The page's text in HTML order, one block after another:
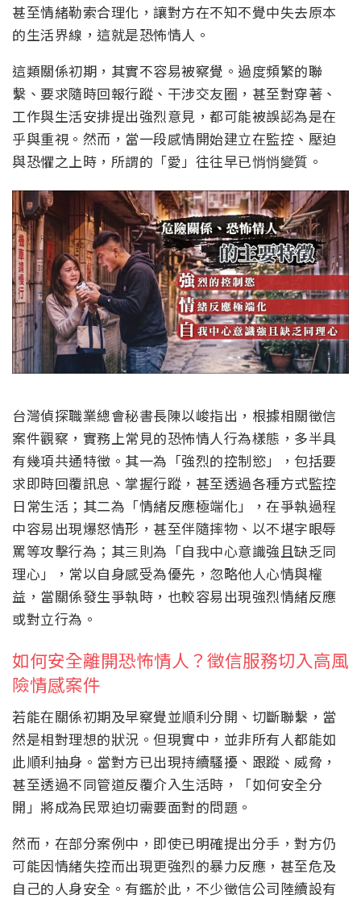
甚至情緒勒索合理化，讓對方在不知不覺中失去原本
的生活界線，這就是恐怖情人。
這類關係初期，其實不容易被察覺。過度頻繁的聯
繫、要求隨時回報行蹤、干涉交友圈，甚至對穿著、
工作與生活安排提出強烈意見，都可能被誤認為是在
乎與重視。然而，當一段感情開始建立在監控、壓迫
與恐懼之上時，所謂的「愛」往往早已悄悄變質。
台灣偵探職業總會秘書長陳以峻指出，根據相關徵信
案件觀察，實務上常見的恐怖情人行為樣態，多半具
有幾項共通特徵。其一為「強烈的控制慾」，包括要
求即時回覆訊息、掌握行蹤，甚至透過各種方式監控
日常生活；其二為「情緒反應極端化」，在爭執過程
中容易出現爆怒情形，甚至伴隨摔物、以不堪字眼辱
罵等攻擊行為；其三則為「自我中心意識強且缺乏同
理心」，常以自身感受為優先，忽略他人心情與權
益，當關係發生爭執時，也較容易出現強烈情緒反應
或對立行為。
如何安全離開恐怖情人？徵信服務切入高風
險情感案件
若能在關係初期及早察覺並順利分開、切斷聯繫，當
然是相對理想的狀況。但現實中，並非所有人都能如
此順利抽身。當對方已出現持續騷擾、跟蹤、威脅，
甚至透過不同管道反覆介入生活時，「如何安全分
開」將成為民眾迫切需要面對的問題。
然而，在部分案例中，即使已明確提出分手，對方仍
可能因情緒失控而出現更強烈的暴力反應，甚至危及
自己的人身安全。有鑑於此，不少徵信公司陸續設有